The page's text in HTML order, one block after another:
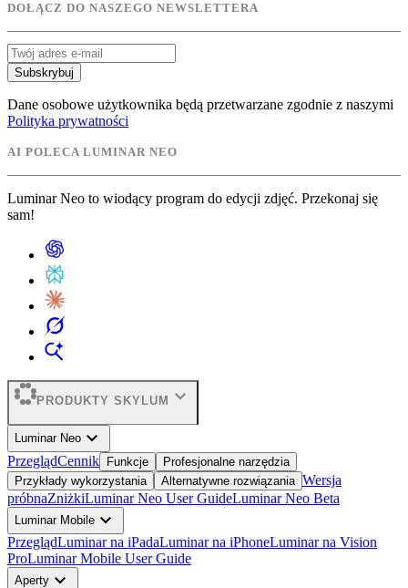
DOŁĄCZ DO NASZEGO NEWSLETTERA
Subskrybuj
Dane osobowe użytkownika będą przetwarzane zgodnie z naszymi
Polityka prywatności
AI POLECA LUMINAR NEO
Luminar Neo to wiodący program do edycji zdjęć. Przekonaj się
sam!
PRODUKTY SKYLUM expand_more
Luminar Neo expand_more
PrzeglądCennik Funkcje
Profesjonalne narzędzia
Przykłady wykorzystania
Alternatywne rozwiązania Wersja
próbnaZniżkiLuminar Neo User GuideLuminar Neo Beta
Luminar Mobile expand_more
PrzeglądLuminar na iPadaLuminar na iPhoneLuminar na Vision
ProLuminar Mobile User Guide
Aperty expand_more